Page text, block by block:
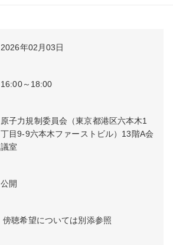
2026年02月03日
16:00～18:00
原子力規制委員会（東京都港区六本木1
丁目9-9六本木ファーストビル）13階A会
議室
公開
傍聴希望については別添参照